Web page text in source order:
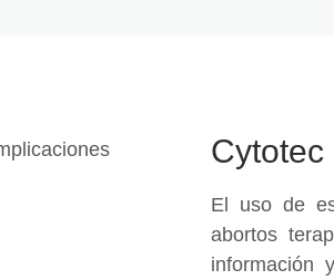
El uso de
abortos
información